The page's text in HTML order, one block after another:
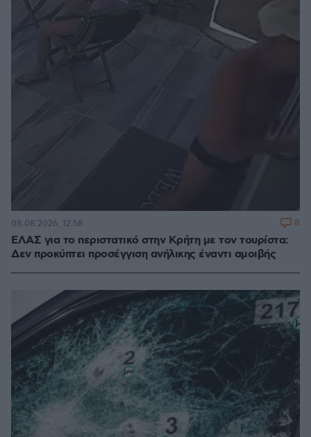
ΕΛΑΣ για το περιστατικό στην Κρήτη με τον τουρίστα:
Δεν προκύπτει προσέγγιση ανήλικης έναντι αμοιβής
08.08.2026, 12:58 8